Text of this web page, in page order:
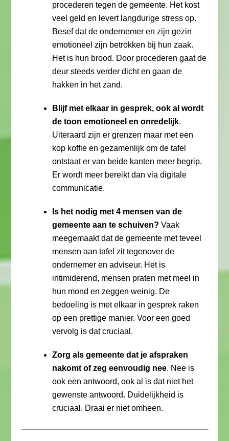
procederen tegen de gemeente. Het kost
veel geld en levert langdurige stress op.
Besef dat de ondernemer en zijn gezin
emotioneel zijn betrokken bij hun zaak.
Het is hun brood. Door procederen gaat de
deur steeds verder dicht en gaan de
hakken in het zand.
Blijf met elkaar in gesprek, ook al wordt
de toon emotioneel en onredelijk.
Uiteraard zijn er grenzen maar met een
kop koffie en gezamenlijk om de tafel
ontstaat er van beide kanten meer begrip.
Er wordt meer bereikt dan via digitale
communicatie.
Is het nodig met 4 mensen van de
gemeente aan te schuiven? Vaak
meegemaakt dat de gemeente met teveel
mensen aan tafel zit tegenover de
ondernemer en adviseur. Het is
intimiderend, mensen praten met meel in
hun mond en zeggen weinig. De
bedoeling is met elkaar in gesprek raken
op een prettige manier. Voor een goed
vervolg is dat cruciaal.
Zorg als gemeente dat je afspraken
nakomt of zeg eenvoudig nee. Nee is
ook een antwoord, ook al is dat niet het
gewenste antwoord. Duidelijkheid is
cruciaal. Draai er niet omheen.